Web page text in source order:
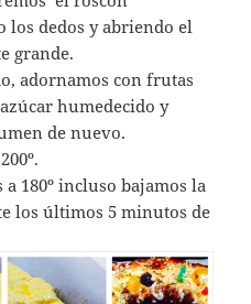
dedos y abriendo el
grande.
adornamos con frutas
humedecido y
de nuevo.
180º incluso bajamos la
los últimos 5 minutos de